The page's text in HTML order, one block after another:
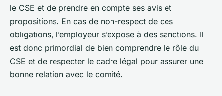
le CSE et de prendre en compte ses avis et
propositions. En cas de non-respect de ces
obligations, l’employeur s’expose à des sanctions. Il
est donc primordial de bien comprendre le rôle du
CSE et de respecter le cadre légal pour assurer une
bonne relation avec le comité.